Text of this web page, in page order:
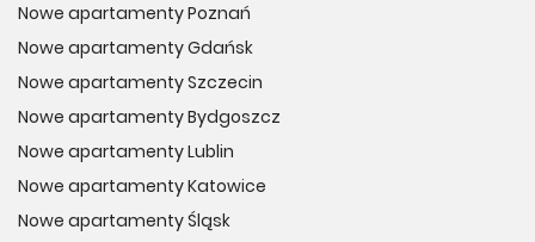
Nowe apartamenty Poznań
Nowe apartamenty Gdańsk
Nowe apartamenty Szczecin
Nowe apartamenty Bydgoszcz
Nowe apartamenty Lublin
Nowe apartamenty Katowice
Nowe apartamenty Śląsk